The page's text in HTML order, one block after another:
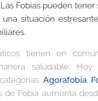
Fobias pueden tener
situación
tienen en
saludable.
Agorafobia,
Fobia aumenta